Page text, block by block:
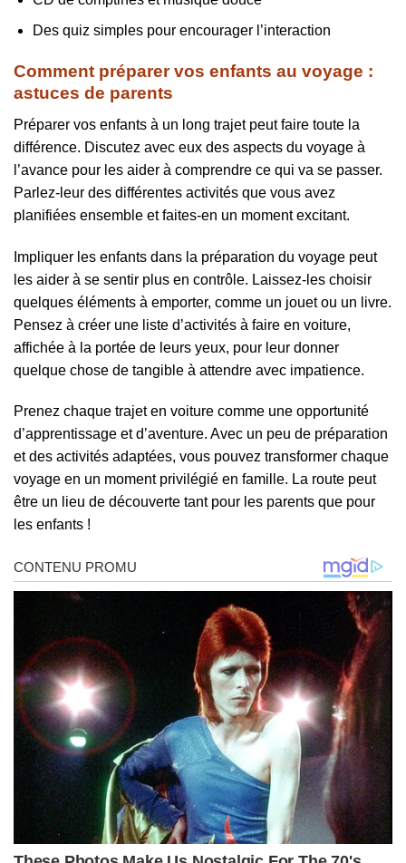
Des quiz simples pour encourager l’interaction
Comment préparer vos enfants au voyage :
astuces de parents
Préparer vos enfants à un long trajet peut faire toute la
différence. Discutez avec eux des aspects du voyage à
l’avance pour les aider à comprendre ce qui va se passer.
Parlez-leur des différentes activités que vous avez
planifiées ensemble et faites-en un moment excitant.
Impliquer les enfants dans la préparation du voyage peut
les aider à se sentir plus en contrôle. Laissez-les choisir
quelques éléments à emporter, comme un jouet ou un livre.
Pensez à créer une liste d’activités à faire en voiture,
affichée à la portée de leurs yeux, pour leur donner
quelque chose de tangible à attendre avec impatience.
Prenez chaque trajet en voiture comme une opportunité
d’apprentissage et d’aventure. Avec un peu de préparation
et des activités adaptées, vous pouvez transformer chaque
voyage en un moment privilégié en famille. La route peut
être un lieu de découverte tant pour les parents que pour
les enfants !